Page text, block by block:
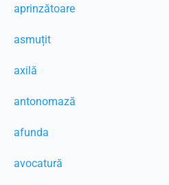
aprinzătoare
asmuțit
axilă
antonomază
afunda
avocatură